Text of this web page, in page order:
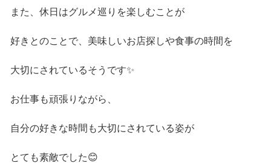
また、休日はグルメ巡りを楽しむことが
好きとのことで、美味しいお店探しや食事の時間を
大切にされているそうです✨
お仕事も頑張りながら、
自分の好きな時間も大切にされている姿が
とても素敵でした😊